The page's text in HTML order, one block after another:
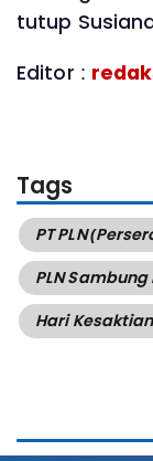
tutup
Editor :
Tags
PT PLN
PLN
Hari